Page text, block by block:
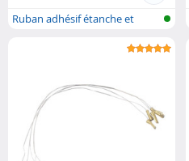
Ruban adhésif étanche et